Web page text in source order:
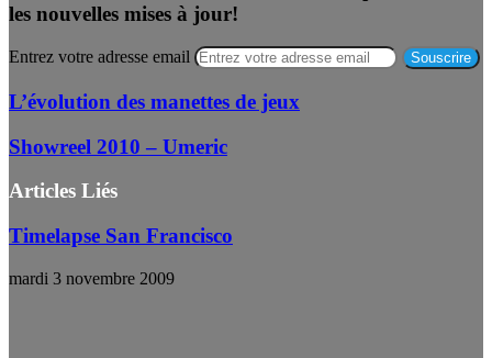
les nouvelles mises à jour!
Entrez votre adresse email
L’évolution des manettes de jeux
Showreel 2010 – Umeric
Articles Liés
Timelapse San Francisco
mardi 3 novembre 2009